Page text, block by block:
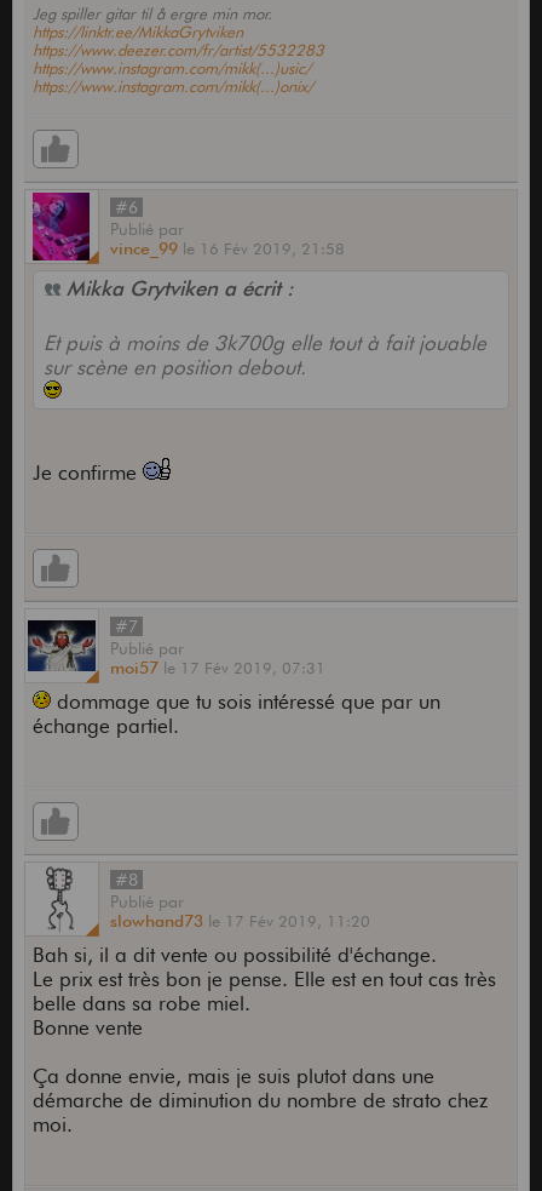
Jeg spiller gitar til å ergre min mor.
https://linktr.ee/MikkaGrytviken
https://www.deezer.com/fr/artist/5532283
https://www.instagram.com/mikk(...)usic/
https://www.instagram.com/mikk(...)onix/
#6
Publié par
vince_99 le 16 Fév 2019, 21:58
Mikka Grytviken a écrit :
Et puis à moins de 3k700g elle tout à fait jouable
sur scène en position debout.
Je confirme
#7
Publié par
moi57 le 17 Fév 2019, 07:31
dommage que tu sois intéressé que par un
échange partiel.
#8
Publié par
slowhand73 le 17 Fév 2019, 11:20
Bah si, il a dit vente ou possibilité d'échange.
Le prix est très bon je pense. Elle est en tout cas très
belle dans sa robe miel.
Bonne vente
Ça donne envie, mais je suis plutot dans une
démarche de diminution du nombre de strato chez
moi.